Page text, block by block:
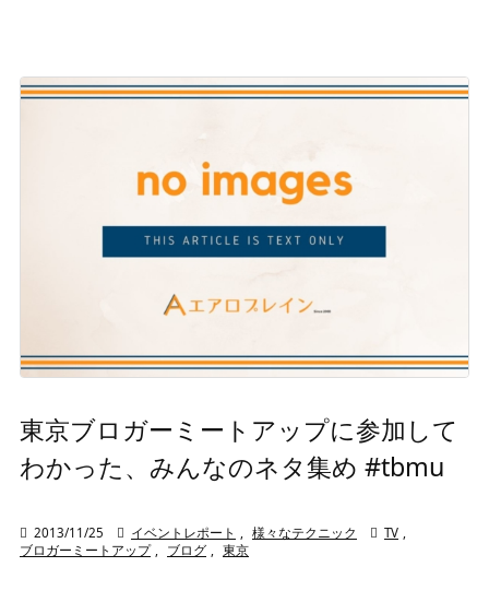
東京ブロガーミートアップに参加して
わかった、みんなのネタ集め #tbmu
 2013/11/25  イベントレポート 様々なテクニック  TV
ブロガーミートアップ
ブログ 東京